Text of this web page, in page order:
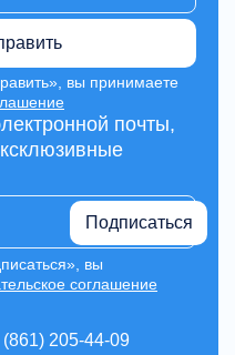
205-44-09
вы принимаете
почты,
Подписаться
вы
соглашение